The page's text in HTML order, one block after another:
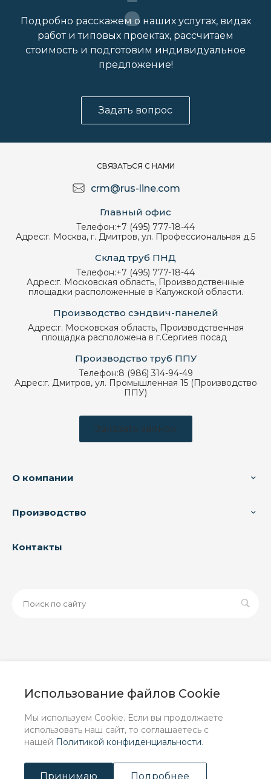
Использование файлов Cookie
Мы используем Cookie. Если вы продолжаете
использовать наш сайт, то соглашаетесь с
нашей Политикой конфиденциальности.
Принимаю Подробнее
Подробно расскажем о наших услугах, видах
работ и типовых проектах, рассчитаем
стоимость и подготовим индивидуальное
предложение!
Задать вопрос
СВЯЗАТЬСЯ С НАМИ
crm@rus-line.com
Главный офис
Телефон:+7 (495) 777-18-44
Адрес:г. Москва, г. Дмитров, ул. Профессиональная д.5
Склад труб ПНД
Телефон:+7 (495) 777-18-44
Адрес:г. Московская область, Производственные
площадки расположенные в Калужской области.
Производство сэндвич-панелей
Адрес:г. Московская область, Производственная
площадка расположена в г.Сергиев посад
Производство труб ППУ
Телефон:8 (986) 314-94-49
Адрес:г. Дмитров, ул. Промышленная 15 (Производство
ППУ)
Заказать звонок
О компании
Производство
Контакты
информационный характер и ни при каких условиях не
положениями Статьи 437 (2) ГК РФ.